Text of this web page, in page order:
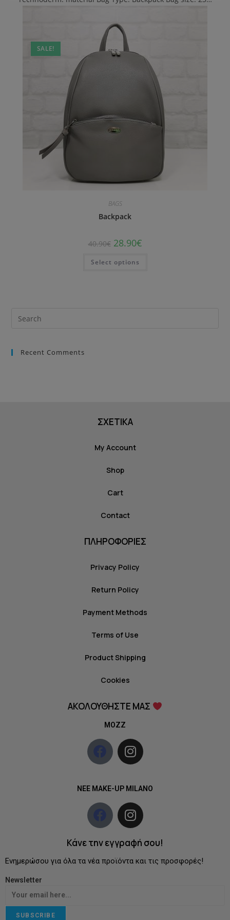
SALE!
BAGS
Backpack
40.90€ 28.90€
Select options
Recent Comments
ΣΧΕΤΙΚΑ
My Account
Shop
Cart
Contact
ΠΛΗΡΟΦΟΡΙΕΣ
Privacy Policy
Return Policy
Payment Methods
Terms of Use
Product Shipping
Cookies
ΑΚΟΛΟΥΘΗΣΤΕ ΜΑΣ
MOZZ
NEE MAKE-UP MILANO
Κάνε την εγγραφή σου!
Ενημερώσου για όλα τα νέα προϊόντα και τις προσφορές!
Newsletter
SUBSCRIBE